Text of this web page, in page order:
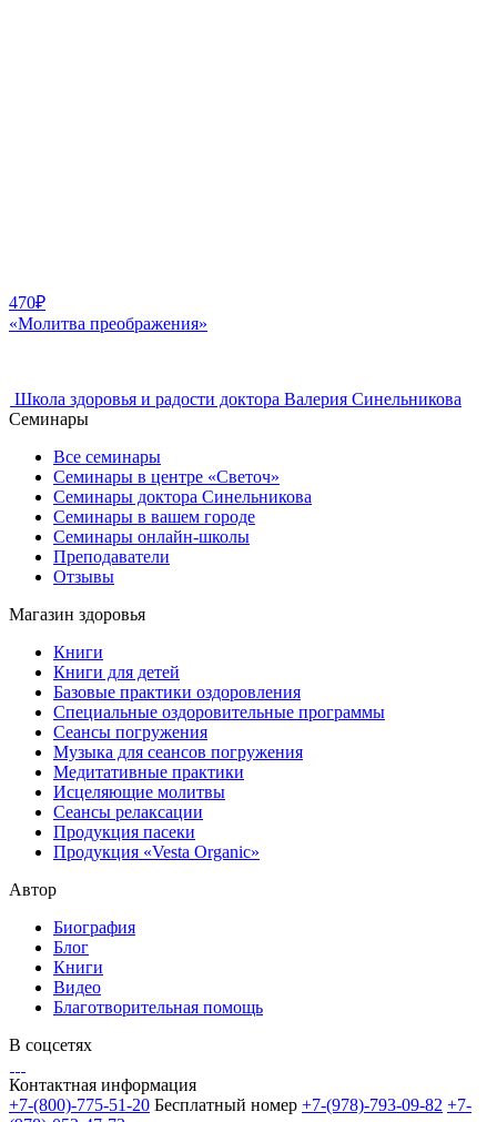
470₽
«Молитва преображения»
Школа здоровья и радости доктора Валерия Синельникова
Семинары
Все семинары
Семинары в центре «Светоч»
Семинары доктора Синельникова
Семинары в вашем городе
Семинары онлайн-школы
Преподаватели
Отзывы
Магазин здоровья
Книги
Книги для детей
Базовые практики оздоровления
Специальные оздоровительные программы
Сеансы погружения
Музыка для сеансов погружения
Медитативные практики
Исцеляющие молитвы
Сеансы релаксации
Продукция пасеки
Продукция «Vesta Organic»
Автор
Биография
Блог
Книги
Видео
Благотворительная помощь
В соцсетях
Контактная информация
+7-(800)-775-51-20 Бесплатный номер +7-(978)-793-09-82 +7-